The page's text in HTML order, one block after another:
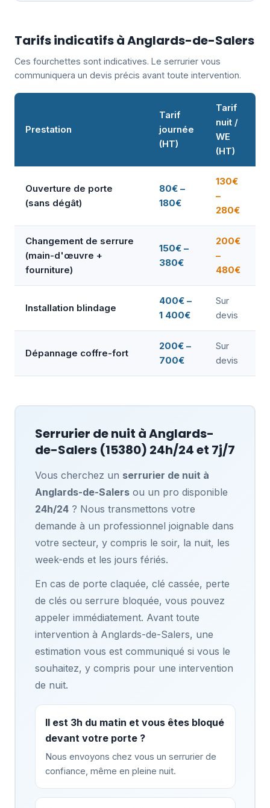
Tarifs indicatifs à Anglards-de-Salers
Ces fourchettes sont indicatives. Le serrurier vous
communiquera un devis précis avant toute intervention.
Prestation
Tarif
journée
(HT)
Tarif
nuit /
WE
(HT)
Ouverture de porte
(sans dégât)
80€ –
180€
130€
–
280€
Changement de serrure
(main-d'œuvre +
fourniture)
150€ –
380€
200€
–
480€
Installation blindage
400€ –
1 400€
Sur
devis
Dépannage coffre-fort
200€ –
700€
Sur
devis
Serrurier de nuit àAnglards-
de-Salers(15380) 24h/24 et 7j/7
Vous cherchez un serrurier de nuit à
Anglards-de-Salersou un pro disponible
24h/24? Nous transmettons votre
demande à un professionnel joignable dans
votre secteur, y compris le soir, la nuit, les
week-ends et les jours fériés.
En cas de porte claquée, clé cassée, perte
de clés ou serrure bloquée, vous pouvez
appeler immédiatement. Avant toute
intervention à Anglards-de-Salers, une
estimation vous est communiqué si vous le
souhaitez, y compris pour une intervention
de nuit.
Il est 3h du matin et vous êtes bloqué
devant votre porte ?
Nous envoyons chez vous un serrurier de
confiance, même en pleine nuit.